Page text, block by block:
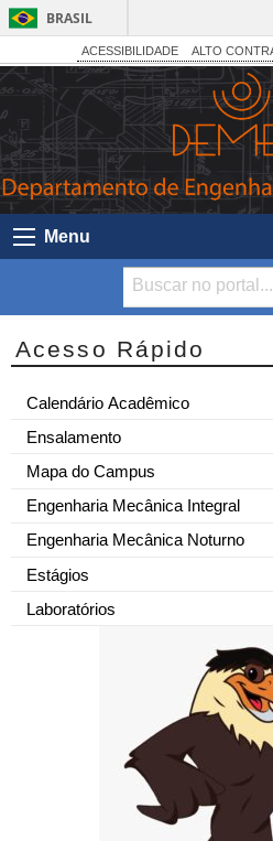
BRASIL
ACESSIBILIDADE ALTO
Menu
Acesso Rápido
Calendário Acadêmico
Ensalamento
Mapa do Campus
Engenharia Mecânica Integral
Engenharia Mecânica Noturno
Estágios
Laboratórios